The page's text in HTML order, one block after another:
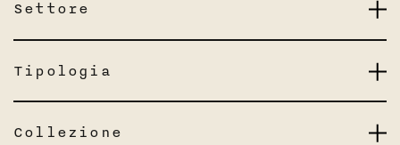
Settore
Tipologia
Collezione